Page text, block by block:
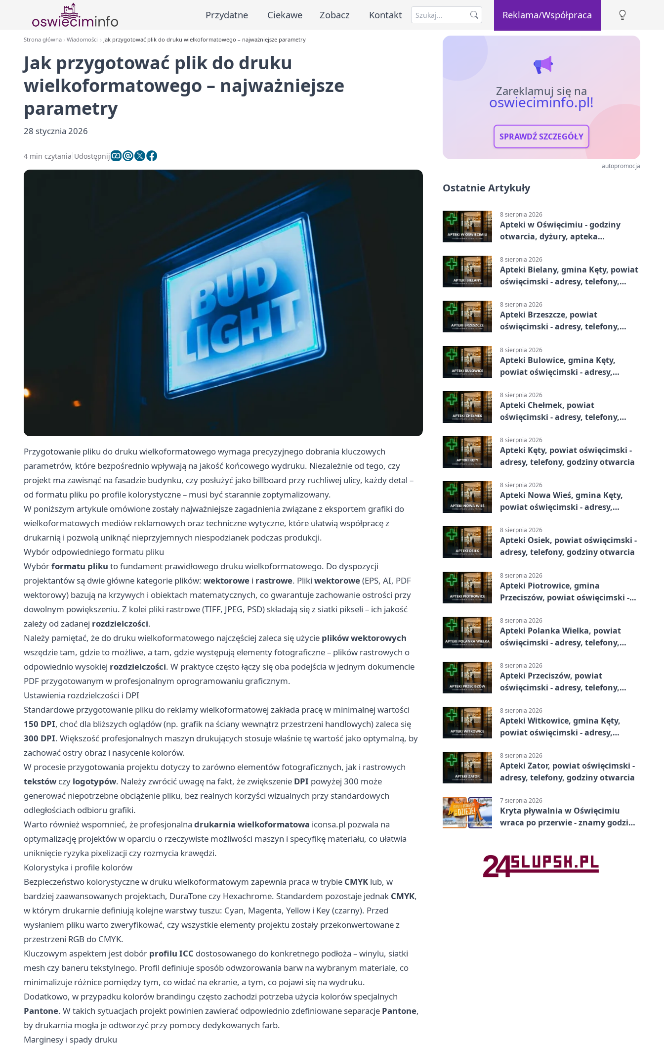
Przydatne Ciekawe Zobacz Kontakt Reklama/Współpraca
Strona główna Wiadomości Jak przygotować plik do druku wielkoformatowego – najważniejsze parametry
Jak przygotować plik do druku
wielkoformatowego – najważniejsze
parametry
28 stycznia 2026
4 min czytania Udostępnij
Przygotowanie pliku do druku wielkoformatowego wymaga precyzyjnego dobrania kluczowych
parametrów, które bezpośrednio wpływają na jakość końcowego wydruku. Niezależnie od tego, czy
projekt ma zawisnąć na fasadzie budynku, czy posłużyć jako billboard przy ruchliwej ulicy, każdy detal –
od formatu pliku po profile kolorystyczne – musi być starannie zoptymalizowany.
W poniższym artykule omówione zostały najważniejsze zagadnienia związane z eksportem grafiki do
wielkoformatowych mediów reklamowych oraz techniczne wytyczne, które ułatwią współpracę z
drukarnią i pozwolą uniknąć nieprzyjemnych niespodzianek podczas produkcji.
Wybór odpowiedniego formatu pliku
Wybórformatu pliku to fundament prawidłowego druku wielkoformatowego. Do dyspozycji
projektantów są dwie główne kategorie plików: wektorowe i rastrowe. Pliki wektorowe(EPS, AI, PDF
wektorowy) bazują na krzywych i obiektach matematycznych, co gwarantuje zachowanie ostrości przy
dowolnym powiększeniu. Z kolei pliki rastrowe (TIFF, JPEG, PSD) składają się z siatki pikseli – ich jakość
zależy od zadanej rozdzielczości.
Należy pamiętać, że do druku wielkoformatowego najczęściej zaleca się użycie plików wektorowych
wszędzie tam, gdzie to możliwe, a tam, gdzie występują elementy fotograficzne – plików rastrowych o
odpowiednio wysokiej rozdzielczości. W praktyce często łączy się oba podejścia w jednym dokumencie
PDF przygotowanym w profesjonalnym oprogramowaniu graficznym.
Ustawienia rozdzielczości i DPI
Standardowe przygotowanie pliku do reklamy wielkoformatowej zakłada pracę w minimalnej wartości
150 DPI, choć dla bliższych oglądów (np. grafik na ściany wewnątrz przestrzeni handlowych) zaleca się
300 DPI. Większość profesjonalnych maszyn drukujących stosuje właśnie tę wartość jako optymalną, by
zachować ostry obraz i nasycenie kolorów.
W procesie przygotowania projektu dotyczy to zarówno elementów fotograficznych, jak i rastrowych
tekstów czy logotypów. Należy zwrócić uwagę na fakt, że zwiększenie DPI powyżej 300 może
generować niepotrzebne obciążenie pliku, bez realnych korzyści wizualnych przy standardowych
odległościach odbioru grafiki.
Warto również wspomnieć, że profesjonalna drukarnia wielkoformatowa iconsa.pl pozwala na
optymalizację projektów w oparciu o rzeczywiste możliwości maszyn i specyfikę materiału, co ułatwia
uniknięcie ryzyka pixelizacji czy rozmycia krawędzi.
Kolorystyka i profile kolorów
Bezpieczeństwo kolorystyczne w druku wielkoformatowym zapewnia praca w trybie CMYK lub, w
bardziej zaawansowanych projektach, DuraTone czy Hexachrome. Standardem pozostaje jednak CMYK,
w którym drukarnie definiują kolejne warstwy tuszu: Cyan, Magenta, Yellow i Key (czarny). Przed
wysłaniem pliku warto zweryfikować, czy wszystkie elementy projektu zostały przekonwertowane z
przestrzeni RGB do CMYK.
Kluczowym aspektem jest dobór profilu ICC dostosowanego do konkretnego podłoża – winylu, siatki
mesh czy baneru tekstylnego. Profil definiuje sposób odwzorowania barw na wybranym materiale, co
minimalizuje różnice pomiędzy tym, co widać na ekranie, a tym, co pojawi się na wydruku.
Dodatkowo, w przypadku kolorów brandingu często zachodzi potrzeba użycia kolorów specjalnych
Pantone. W takich sytuacjach projekt powinien zawierać odpowiednio zdefiniowane separacje Pantone,
by drukarnia mogła je odtworzyć przy pomocy dedykowanych farb.
Marginesy i spady druku
Zareklamuj się na
oswieciminfo.pl!
SPRAWDŹ SZCZEGÓŁY
autopromocja
Ostatnie Artykuły
8 sierpnia 2026
Apteki w Oświęcimiu - godziny
otwarcia, dyżury, apteka
8 sierpnia 2026
Apteki Bielany, gmina Kęty, powiat
oświęcimski - adresy, telefony,
8 sierpnia 2026
Apteki Brzeszcze, powiat
oświęcimski - adresy, telefony,
8 sierpnia 2026
Apteki Bulowice, gmina Kęty,
powiat oświęcimski - adresy,
8 sierpnia 2026
Apteki Chełmek, powiat
oświęcimski - adresy, telefony,
8 sierpnia 2026
Apteki Kęty, powiat oświęcimski -
adresy, telefony, godziny otwarcia
8 sierpnia 2026
Apteki Nowa Wieś, gmina Kęty,
powiat oświęcimski - adresy,
8 sierpnia 2026
Apteki Osiek, powiat oświęcimski -
adresy, telefony, godziny otwarcia
8 sierpnia 2026
Apteki Piotrowice, gmina
Przeciszów, powiat oświęcimski -
8 sierpnia 2026
Apteki Polanka Wielka, powiat
oświęcimski - adresy, telefony,
8 sierpnia 2026
Apteki Przeciszów, powiat
oświęcimski - adresy, telefony,
8 sierpnia 2026
Apteki Witkowice, gmina Kęty,
powiat oświęcimski - adresy,
8 sierpnia 2026
Apteki Zator, powiat oświęcimski -
adresy, telefony, godziny otwarcia
7 sierpnia 2026
Kryta pływalnia w Oświęcimiu
wraca po przerwie - znamy godziny